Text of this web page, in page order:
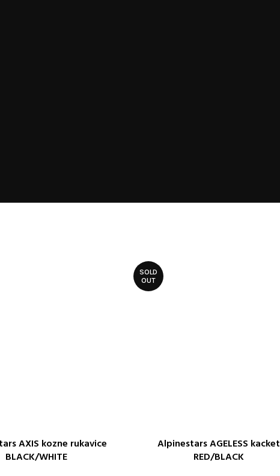
AXIS kozne rukavice
BLACK/WHITE
SOLD
OUT
ODABERITE OPCIJE
Alpinestars AGELESS kacket
RED/BLACK